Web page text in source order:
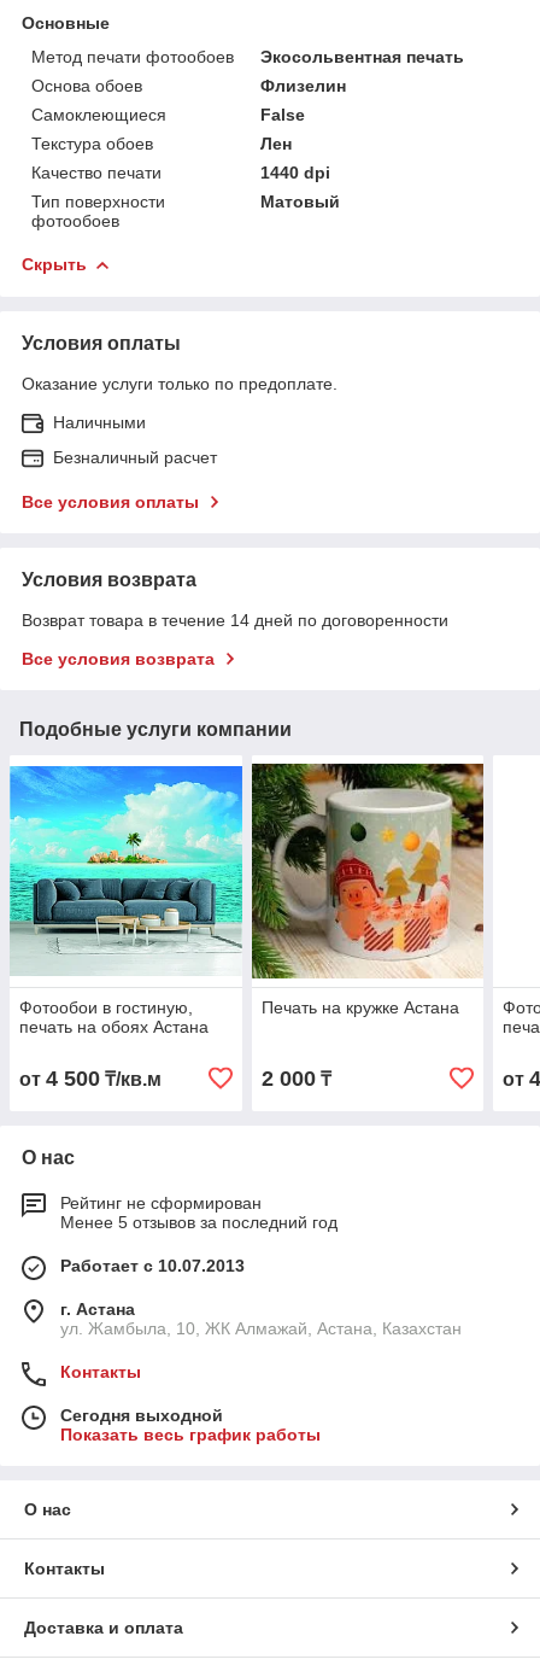
Основные
Метод печати фотообоев
Экосольвентная печать
Основа обоев
Флизелин
Самоклеющиеся
False
Текстура обоев
Лен
Качество печати
1440 dpi
Тип поверхности
фотообоев
Матовый
Скрыть
Условия оплаты
Оказание услуги только по предоплате.
Наличными
Безналичный расчет
Все условия оплаты
Условия возврата
Возврат товара в течение 14 дней по договоренности
Все условия возврата
Подобные услуги компании
Фотообои в гостиную,
печать на обоях Астана
от 4 500 ₸/кв.м
Печать на кружке Астана
2 000₸ от
О нас
Рейтинг не сформирован
Менее 5 отзывов за последний год
Работает с 10.07.2013
г. Астана
ул. Жамбыла, 10, ЖК Алмажай, Астана, Казахстан
Контакты
Сегодня выходной
Показать весь график работы
О нас
Контакты
Доставка и оплата